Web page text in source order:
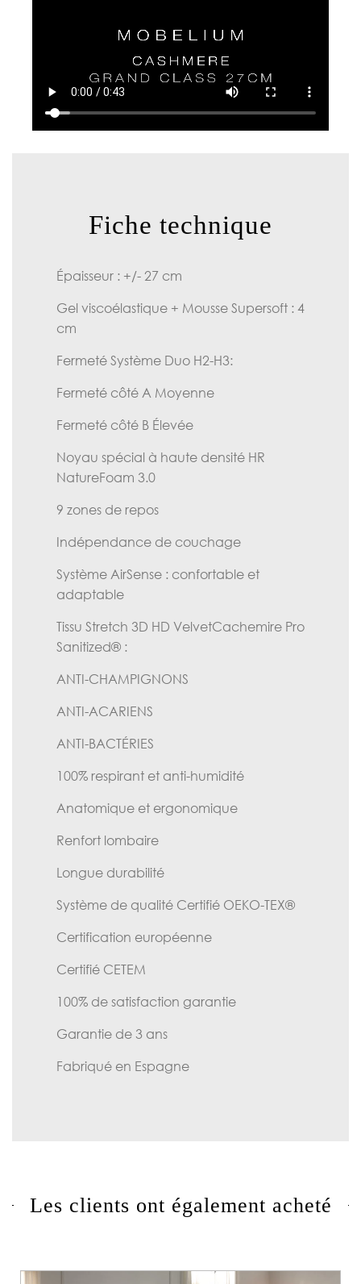
Fiche technique
Épaisseur : +/- 27 cm
Gel viscoélastique + Mousse Supersoft : 4
cm
Fermeté Système Duo H2-H3:
Fermeté côté A Moyenne
Fermeté côté B Élevée
Noyau spécial à haute densité HR
NatureFoam 3.0
9 zones de repos
Indépendance de couchage
Système AirSense : confortable et
adaptable
Tissu Stretch 3D HD VelvetCachemire Pro
Sanitized® :
ANTI-CHAMPIGNONS
ANTI-ACARIENS
ANTI-BACTÉRIES
100% respirant et anti-humidité
Anatomique et ergonomique
Renfort lombaire
Longue durabilité
Système de qualité Certifié OEKO-TEX®
Certification européenne
Certifié CETEM
100% de satisfaction garantie
Garantie de 3 ans
Fabriqué en Espagne
Les clients ont également acheté